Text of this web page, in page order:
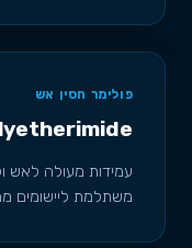
פולימר חסין אש
עמידות מעולה לאש
משתלמת ליישומים